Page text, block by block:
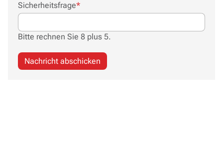
Pflichtfeld
Sicherheitsfrage*
Bitte rechnen Sie 8 plus 5.
Nachricht abschicken